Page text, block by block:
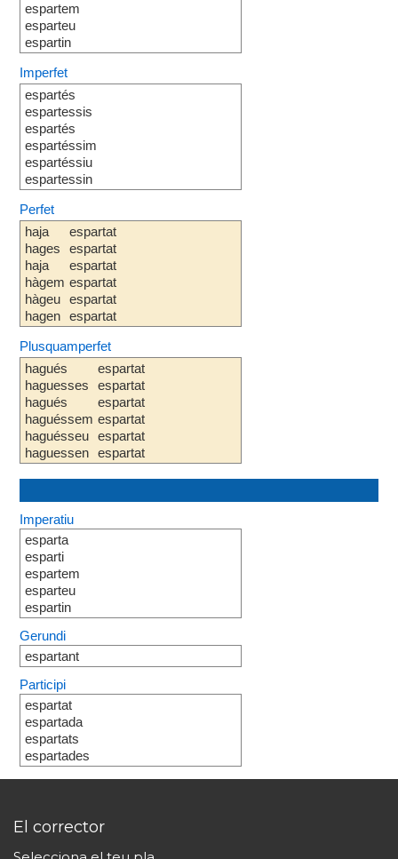
espartem
esparteu
espartin
Imperfet
espartés
espartessis
espartés
espartéssim
espartéssiu
espartessin
Perfet
haja
hages
haja
hàgem
hàgeu
hagen
espartat
espartat
espartat
espartat
espartat
espartat
Plusquamperfet
hagués
haguesses
hagués
haguéssem
haguésseu
haguessen
espartat
espartat
espartat
espartat
espartat
espartat
Imperatiu
esparta
esparti
espartem
esparteu
espartin
Gerundi
espartant
Participi
espartat
espartada
espartats
espartades
El corrector